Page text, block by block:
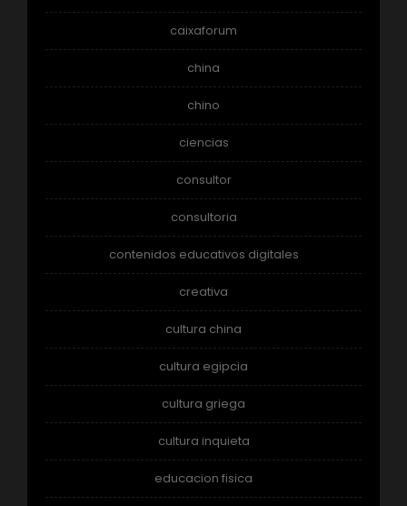
caixaforum
china
chino
ciencias
consultor
consultoria
contenidos educativos digitales
creativa
cultura china
cultura egipcia
cultura griega
cultura inquieta
educacion fisica